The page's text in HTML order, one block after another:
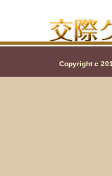
Copyright c